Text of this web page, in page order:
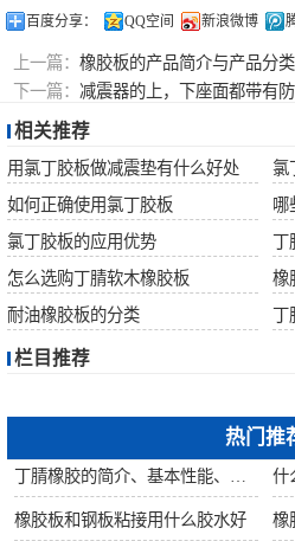
百度分享： QQ空间 新浪微博
上一篇： 橡胶板的产品简介与产品分类
下一篇： 减震器的上，下座面都带有
相关推荐
用氯丁胶板做减震垫有什么好处
氯
如何正确使用氯丁胶板
哪
氯丁胶板的应用优势
丁
怎么选购丁腈软木橡胶板
橡
耐油橡胶板的分类
丁
栏目推荐
热门推
什
橡胶板和钢板粘接用什么胶水好 橡